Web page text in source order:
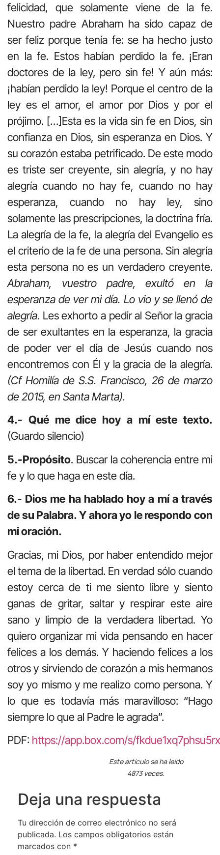
felicidad, que solamente viene de la fe.
Nuestro padre Abraham ha sido capaz de
ser feliz porque tenía fe: se ha hecho justo
en la fe. Estos habían perdido la fe. ¡Eran
doctores de la ley, pero sin fe! Y aún más:
¡habían perdido la ley! Porque el centro de la
ley es el amor, el amor por Dios y por el
prójimo. […]Esta es la vida sin fe en Dios, sin
confianza en Dios, sin esperanza en Dios. Y
su corazón estaba petrificado. De este modo
es triste ser creyente, sin alegría, y no hay
alegría cuando no hay fe, cuando no hay
esperanza, cuando no hay ley, sino
solamente las prescripciones, la doctrina fría.
La alegría de la fe, la alegría del Evangelio es
el criterio de la fe de una persona. Sin alegría
esta persona no es un verdadero creyente.
Abraham, vuestro padre, exultó en la
esperanza de ver mi día. Lo vio y se llenó de
alegría. Les exhorto a pedir al Señor la gracia
de ser exultantes en la esperanza, la gracia
de poder ver el día de Jesús cuando nos
encontremos con Él y la gracia de la alegría.
(Cf Homilía de S.S. Francisco, 26 de marzo
de 2015, en Santa Marta).
4.- Qué me dice hoy a mí este texto.
(Guardo silencio)
5.-Propósito. Buscar la coherencia entre mi
fe y lo que haga en este día.
6.- Dios me ha hablado hoy a mí a través
de su Palabra. Y ahora yo le respondo con
mi oración.
Gracias, mi Dios, por haber entendido mejor
el tema de la libertad. En verdad sólo cuando
estoy cerca de ti me siento libre y siento
ganas de gritar, saltar y respirar este aire
sano y limpio de la verdadera libertad. Yo
quiero organizar mi vida pensando en hacer
felices a los demás. Y haciendo felices a los
otros y sirviendo de corazón a mis hermanos
soy yo mismo y me realizo como persona. Y
lo que es todavía más maravilloso: “Hago
siempre lo que al Padre le agrada”.
PDF: https://app.box.com/s/
Este artículo se ha leído
4873 veces.
Deja una respuesta
Tu dirección de correo electrónico no será
publicada. Los campos obligatorios están
marcados con *